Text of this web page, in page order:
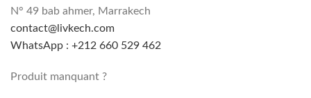
N° 49 bab ahmer, Marrakech
contact@livkech.com
WhatsApp : +212 660 529 462
Produit manquant ?